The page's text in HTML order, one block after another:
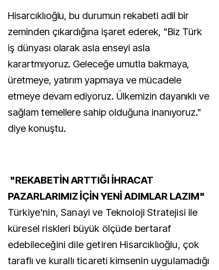
Hisarcıklıoğlu, bu durumun rekabeti adil bir
zeminden çıkardığına işaret ederek, "Biz Türk
iş dünyası olarak asla enseyi asla
karartmıyoruz. Geleceğe umutla bakmaya,
üretmeye, yatırım yapmaya ve mücadele
etmeye devam ediyoruz. Ülkemizin dayanıklı ve
sağlam temellere sahip olduğuna inanıyoruz."
diye konuştu.
"REKABETİN ARTTIĞI İHRACAT
PAZARLARIMIZ İÇİN YENİ ADIMLAR LAZIM"
Türkiye'nin, Sanayi ve Teknoloji Stratejisi ile
küresel riskleri büyük ölçüde bertaraf
edebileceğini dile getiren Hisarcıklıoğlu, çok
taraflı ve kurallı ticareti kimsenin uygulamadığı